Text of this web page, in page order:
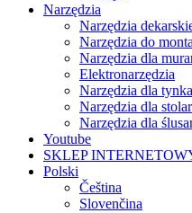
Narzędzia
Narzędzia
Narzędzia do
Narzędzia dla
Elektronarzędzia
Narzędzia dla
Narzędzia dla
Narzędzia dla
Youtube
SKLEP
Polski
Čeština
Slovenčina